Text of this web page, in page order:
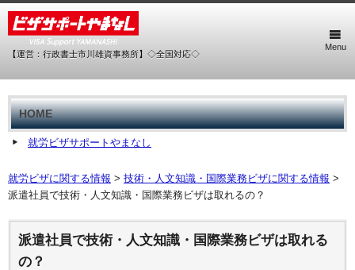
【運営：行政書士市川雄資事務所】◇全国対応◇
Menu
HOME
就労ビザサポートやまなし
就労ビザに関する情報 > 技術・人文知識・国際業務ビザに関する情報 >
派遣社員で技術・人文知識・国際業務ビザは取れるの？
派遣社員で技術・人文知識・国際業務ビザは取れる
の？